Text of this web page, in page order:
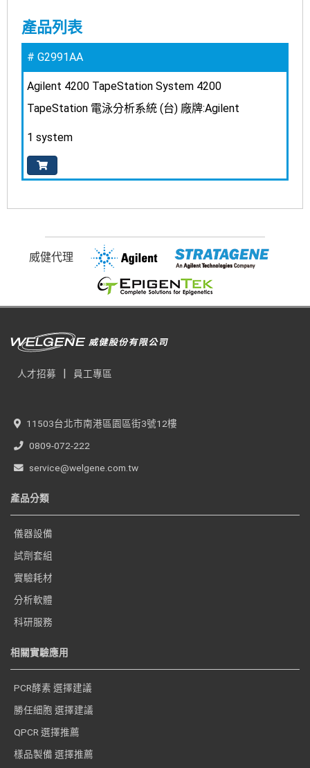
產品列表
G2991AA
Agilent 4200 TapeStation System 4200
TapeStation 電泳分析系統 (台) 廠牌:Agilent
1 system
威健代理
人才招募 | 員工專區
11503台北市南港區園區街3號12樓
0809-072-222
service@welgene.com.tw
產品分類
儀器設備
試劑套組
實驗耗材
分析軟體
科研服務
相關實驗應用
PCR酵素 選擇建議
勝任細胞 選擇建議
QPCR 選擇推薦
樣品製備 選擇推薦